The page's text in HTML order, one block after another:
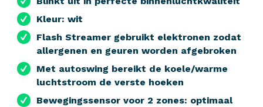
Kleur: wit
Flash Streamer gebruikt elektronen zodat
allergenen en geuren worden afgebroken
Met autoswing bereikt de koele/warme
luchtstroom de verste hoeken
Bewegingssensor voor 2 zones: optimaal